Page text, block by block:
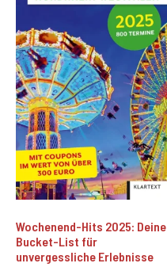
Wochenend-Hits 2025: Deine
Bucket-List für
unvergessliche Erlebnisse